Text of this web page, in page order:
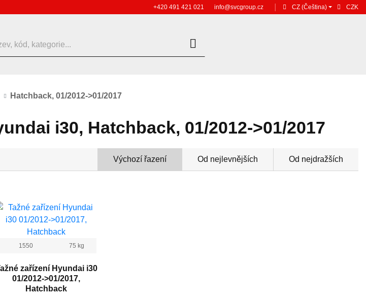
+420 491 421 021 info@svcgroup.cz CZ (Čeština) CZK
Hatchback, 01/2012->01/2017
i30, Hatchback, 01/2012->01/2017
Výchozí řazení Od nejlevnějších Od nejdražších
1550 75 kg
zařízení Hyundai i30
01/2012->01/2017,
Hatchback